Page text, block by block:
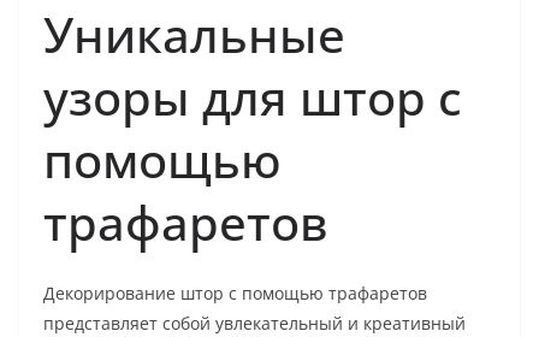
Уникальные
узоры для штор с
помощью
трафаретов
Декорирование штор с помощью трафаретов
представляет собой увлекательный и креативный